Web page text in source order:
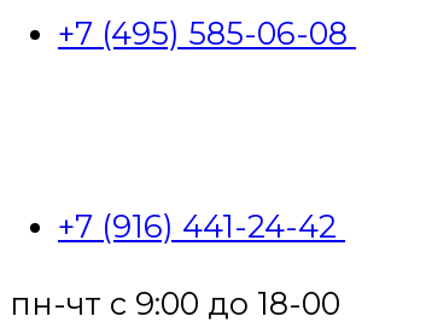
+7 (495) 585-06-08
+7 (916) 441-24-42
пн-чт с 9:00 до 18-00